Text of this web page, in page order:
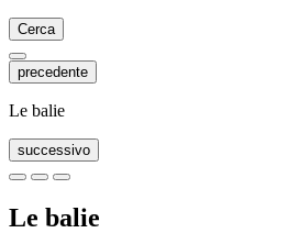
Cerca
precedente
Le balie
successivo
Le balie